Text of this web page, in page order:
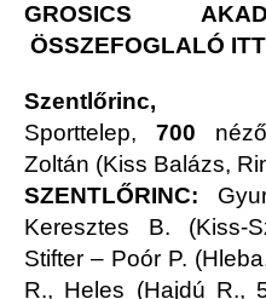
GROSICS
ÖSSZEFOGLALÓ
Sporttelep,700
Zoltán (Kiss Balázs,
SZENTLŐRINC:
Keresztes B. (Kiss-
Stifter – Poór P.
R., Heles (Hajdú R.,